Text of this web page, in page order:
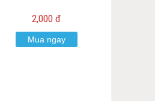
2,000 đ
Mua ngay